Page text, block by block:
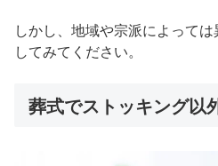
しかし、地域や宗派によって
してみてください。
葬式でストッキング以